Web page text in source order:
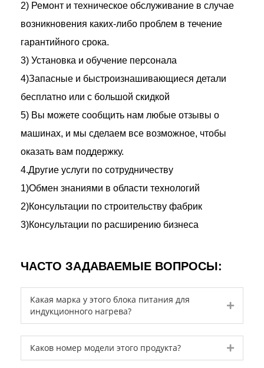
2) Ремонт и техническое обслуживание в случае
возникновения каких-либо проблем в течение
гарантийного срока.
3) Установка и обучение персонала
4)Запасные и быстроизнашивающиеся детали
бесплатно или с большой скидкой
5) Вы можете сообщить нам любые отзывы о
машинах, и мы сделаем все возможное, чтобы
оказать вам поддержку.
4.Другие услуги по сотрудничеству
1)Обмен знаниями в области технологий
2)Консультации по строительству фабрик
3)Консультации по расширению бизнеса
ЧАСТО ЗАДАВАЕМЫЕ ВОПРОСЫ:
Какая марка у этого блока питания для
индукционного нагрева?
Expand
Каков номер модели этого продукта? Expand